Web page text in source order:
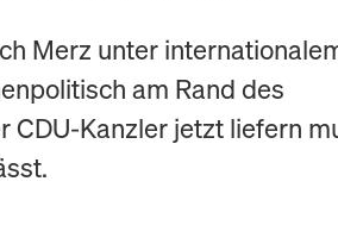
Merz unter
am Rand des
CDU-Kanzler jetzt liefern